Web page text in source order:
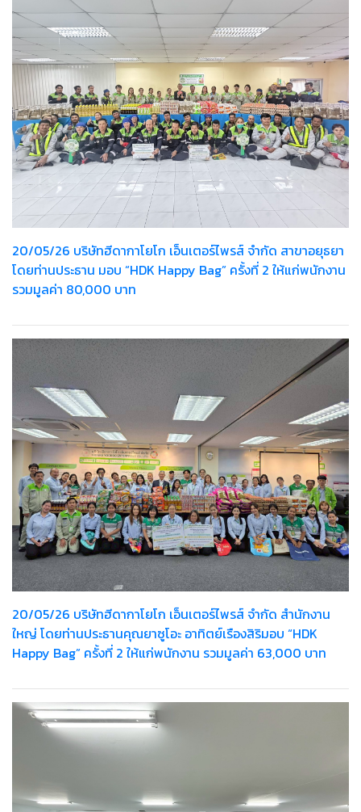
20/05/26 บริษัทฮีดากาโยโก เอ็นเตอร์ไพรส์ จำกัด สาขาอยุธยา
โดยท่านประธาน มอบ “HDK Happy Bag” ครั้งที่ 2 ให้แก่พนักงาน
รวมมูลค่า 80,000 บาท
20/05/26 บริษัทฮีดากาโยโก เอ็นเตอร์ไพรส์ จำกัด สำนักงาน
ใหญ่ โดยท่านประธานคุณยาซูโอะ อาทิตย์เรืองสิริมอบ “HDK
Happy Bag” ครั้งที่ 2 ให้แก่พนักงาน รวมมูลค่า 63,000 บาท